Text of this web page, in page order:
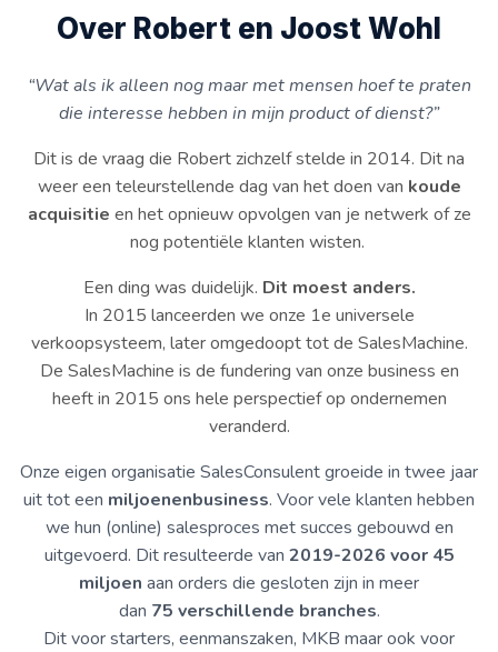
Over Robert en Joost Wohl
“Wat als ik alleen nog maar met mensen hoef te praten
die interesse hebben in mijn product of dienst?”
Dit is de vraag die Robert zichzelf stelde in 2014. Dit na
weer een teleurstellende dag van het doen van koude
acquisitie en het opnieuw opvolgen van je netwerk of ze
nog potentiële klanten wisten.
Een ding was duidelijk. Dit moest anders.
In 2015 lanceerden we onze 1e universele
verkoopsysteem, later omgedoopt tot de SalesMachine.
De SalesMachine is de fundering van onze business en
heeft in 2015 ons hele perspectief op ondernemen
veranderd.
Onze eigen organisatie SalesConsulent groeide in twee jaar
uit tot een miljoenenbusiness. Voor vele klanten hebben
we hun (online) salesproces met succes gebouwd en
uitgevoerd. Dit resulteerde van 2019-2026 voor 45
miljoen aan orders die gesloten zijn in meer
dan 75 verschillende branches.
Dit voor starters, eenmanszaken, MKB maar ook voor